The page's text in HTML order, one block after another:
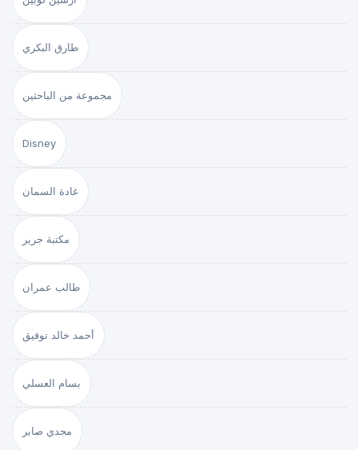
طارق البكري
مجموعة من الباحثين
Disney
غادة السمان
مكتبة جرير
طالب عمران
أحمد خالد توفيق
بسام العسلي
مجدي صابر